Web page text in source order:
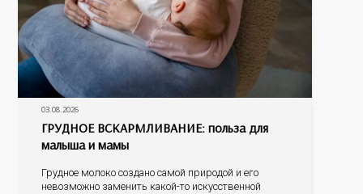
03.08.2026
ГРУДНОЕ ВСКАРМЛИВАНИЕ: польза для
малыша и мамы
Грудное молоко создано самой природой и его
невозможно заменить какой-то искусственной